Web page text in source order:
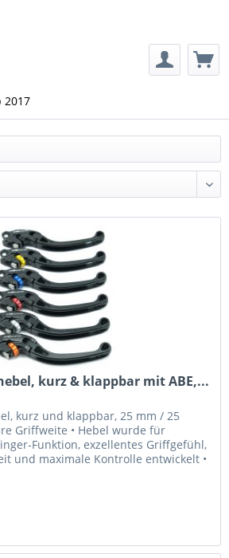
2017
kurz & klappbar mit ABE,...
kurz und klappbar, 25 mm / 25
Griffweite • Hebel wurde für
Funktion, exzellentes Griffgefühl,
und maximale Kontrolle entwickelt •